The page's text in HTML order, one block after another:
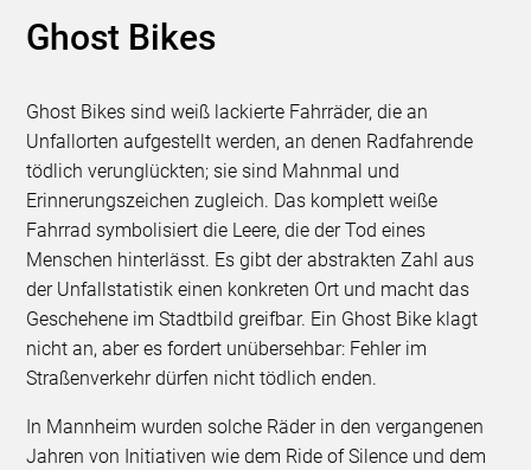
Ghost Bikes
Ghost Bikes sind weiß lackierte Fahrräder, die an
Unfallorten aufgestellt werden, an denen Radfahrende
tödlich verunglückten; sie sind Mahnmal und
Erinnerungszeichen zugleich. Das komplett weiße
Fahrrad symbolisiert die Leere, die der Tod eines
Menschen hinterlässt. Es gibt der abstrakten Zahl aus
der Unfallstatistik einen konkreten Ort und macht das
Geschehene im Stadtbild greifbar. Ein Ghost Bike klagt
nicht an, aber es fordert unübersehbar: Fehler im
Straßenverkehr dürfen nicht tödlich enden.
In Mannheim wurden solche Räder in den vergangenen
Jahren von Initiativen wie dem Ride of Silence und dem